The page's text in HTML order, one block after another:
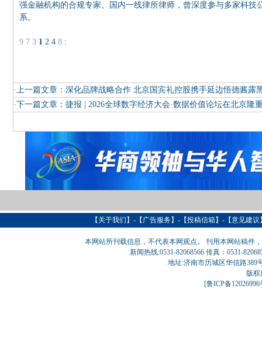
强金融机构的合规专家、国内一线律所律师，曾深度参与多家科技
系。
9 7 3 1 2 4 8 :
·上一篇文章： 深化品牌战略合作 北京国宾礼控股携手延边悟德酱露
·下一篇文章： 捷报 | 2026全球数字经济大会·数据价值论坛在北京隆
【 关于我们 】-【 广告服务】-【投稿信箱】-【意见建
本网站所刊载信息，不代表本网观点。 刊用本网站稿件
新闻热线:0531-82068566 传真：0531-
地址:济南市历城区华信路389
版
[鲁ICP备12026996